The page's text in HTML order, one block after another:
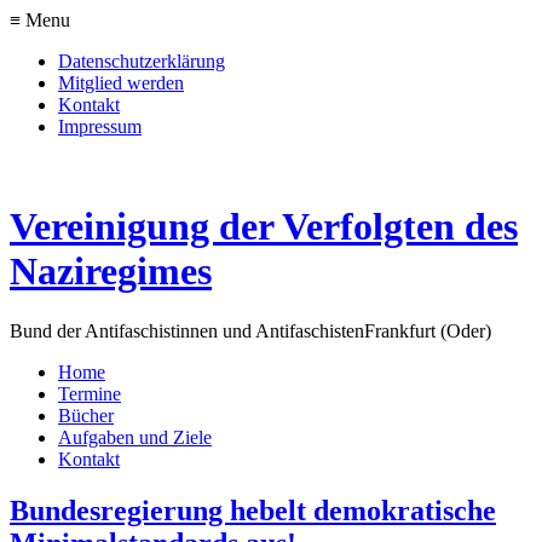
≡ Menu
Datenschutzerklärung
Mitglied werden
Kontakt
Impressum
Vereinigung der Verfolgten des
Naziregimes
Bund der Antifaschistinnen und AntifaschistenFrankfurt (Oder)
Home
Termine
Bücher
Aufgaben und Ziele
Kontakt
Bundesregierung hebelt demokratische